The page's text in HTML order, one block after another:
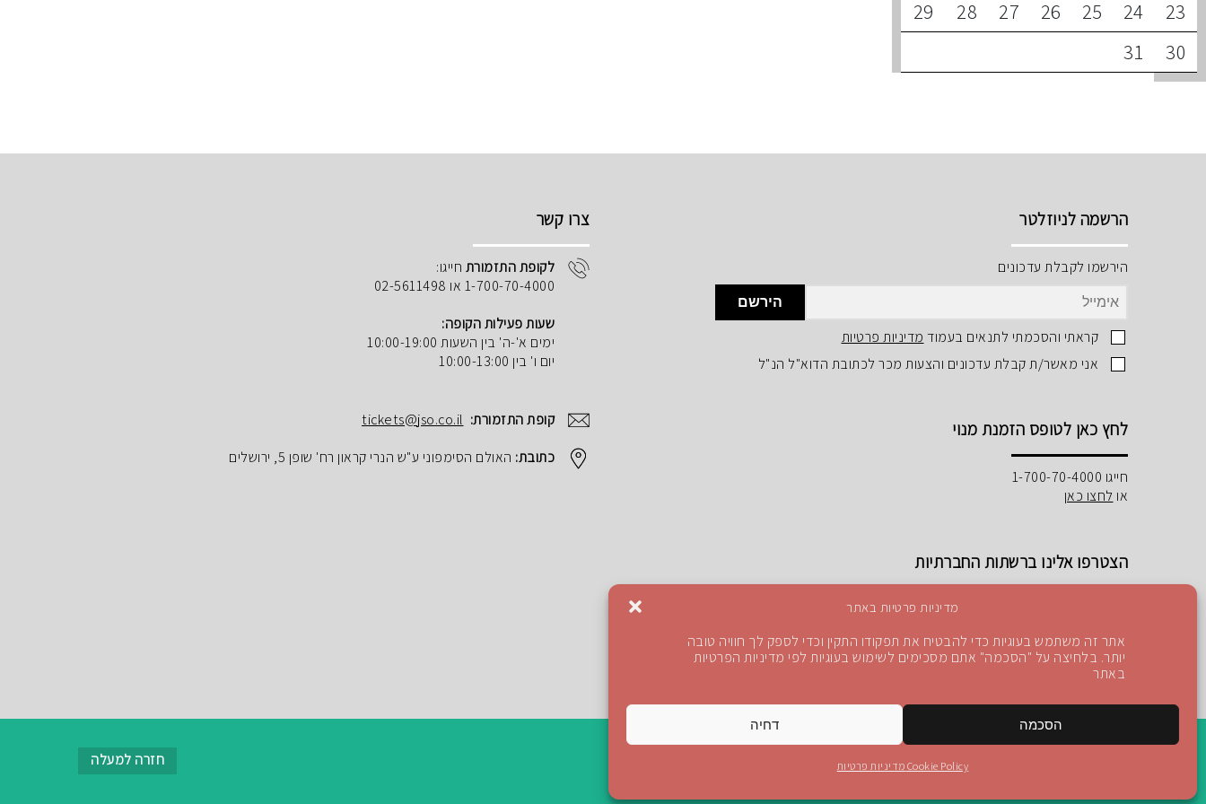
מדיניות פרטיות באתר
אתר זה משתמש בעוגיות כדי להבטיח את תפקודו התקין וכדי לספק לך חוויה טובה
יותר. בלחיצה על "הסכמה" אתם מסכימים לשימוש בעוגיות לפי מדיניות הפרטיות
באתר
הסכמה דחיה
Cookie Policy מדיניות פרטיות
23
24
25
26
27
28
29
30
31
הרשמה לניוזלטר
הירשמו לקבלת עדכונים
הירשם
קראתי והסכמתי לתנאים בעמוד מדיניות פרטיות
אני מאשר/ת קבלת עדכונים והצעות מכר לכתובת הדוא"ל הנ"ל
לחץ כאן לטופס הזמנת מנוי
חייגו 1-700-70-4000
או לחצו כאן
הצטרפו אלינו ברשתות החברתיות
facebook
YouTube
Blog
Instagram
צרו קשר
לקופת התזמורת חייגו:
1-700-70-4000 או 02-5611498
שעות פעילות הקופה:
ימים א'-ה' בין השעות 10:00-19:00
יום ו' בין 10:00-13:00
קופת התזמורת: tickets@jso.co.il
כתובת: האולם הסימפוני ע"ש הנרי קראון רח' שופן 5, ירושלים
חזרה למעלה